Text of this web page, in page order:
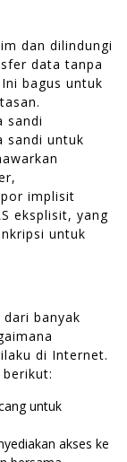
dan dilindungi
data tanpa
bagus untuk
sandi
sandi untuk
implisit
eksplisit, yang
untuk
banyak
di Internet.
untuk
akses ke